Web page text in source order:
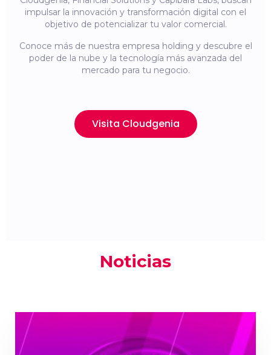
impulsar la innovación y transformación digital con el
objetivo de potencializar tu valor comercial.
Conoce más de nuestra empresa holding y descubre el
poder de la nube y la tecnología más avanzada del
mercado para tu negocio.
Visita Cloudgenia
Noticias